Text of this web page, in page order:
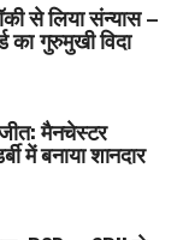
से लिया संन्यास –
का गुरुमुखी विदा
मैनचेस्टर
में बनाया शानदार